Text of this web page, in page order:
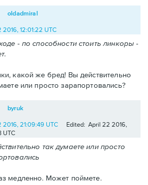
oldadmiral
2016, 12:01:22 UTC
- по способности стоить линкоры -
какой же бред! Вы действительно
или просто зарапортовались?
byruk
2016, 21:09:49 UTC
Edited: April 22 2016,
UTC
так думаете или просто
медленно. Может поймете.